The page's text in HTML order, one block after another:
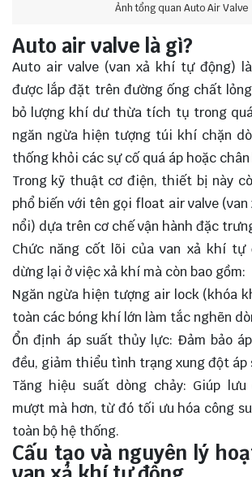
Ảnh tổng quan Auto Air Valve
Auto air valve là gì?
Auto air valve (van xả khí tự động)
được lắp đặt trên đường ống chất
bỏ lượng khí dư thừa tích tụ trong
ngăn ngừa hiện tượng túi khí chặn
thống khỏi các sự cố quá áp hoặc
Trong kỹ thuật cơ điện, thiết bị này
phổ biến với tên gọi float air valve
nổi) dựa trên cơ chế vận hành đặc
Chức năng cốt lõi của van xả khí tự
dừng lại ở việc xả khí mà còn bao gồm:
Ngăn ngừa hiện tượng air lock (khóa
toàn các bóng khí lớn làm tắc nghẽn
Ổn định áp suất thủy lực: Đảm bảo
đều, giảm thiểu tình trạng xung đột áp
Tăng hiệu suất dòng chảy: Giúp
mượt mà hơn, từ đó tối ưu hóa công
toàn bộ hệ thống.
Cấu tạo và nguyên lý